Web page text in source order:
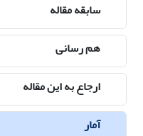
سابقه مقاله
هم رسانی
ارجاع به این مقاله
آمار